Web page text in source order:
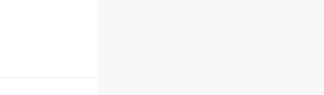
難の中それで
話題に。新聞